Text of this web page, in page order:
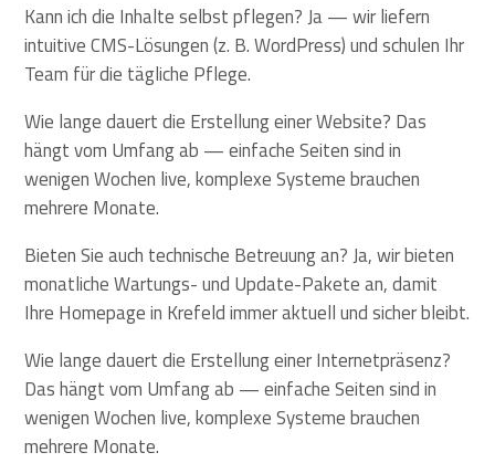
Kann ich die Inhalte selbst pflegen? Ja — wir liefern
intuitive CMS-Lösungen (z. B. WordPress) und schulen Ihr
Team für die tägliche Pflege.
Wie lange dauert die Erstellung einer Website? Das
hängt vom Umfang ab — einfache Seiten sind in
wenigen Wochen live, komplexe Systeme brauchen
mehrere Monate.
Bieten Sie auch technische Betreuung an? Ja, wir bieten
monatliche Wartungs- und Update-Pakete an, damit
Ihre Homepage in Krefeld immer aktuell und sicher bleibt.
Wie lange dauert die Erstellung einer Internetpräsenz?
Das hängt vom Umfang ab — einfache Seiten sind in
wenigen Wochen live, komplexe Systeme brauchen
mehrere Monate.